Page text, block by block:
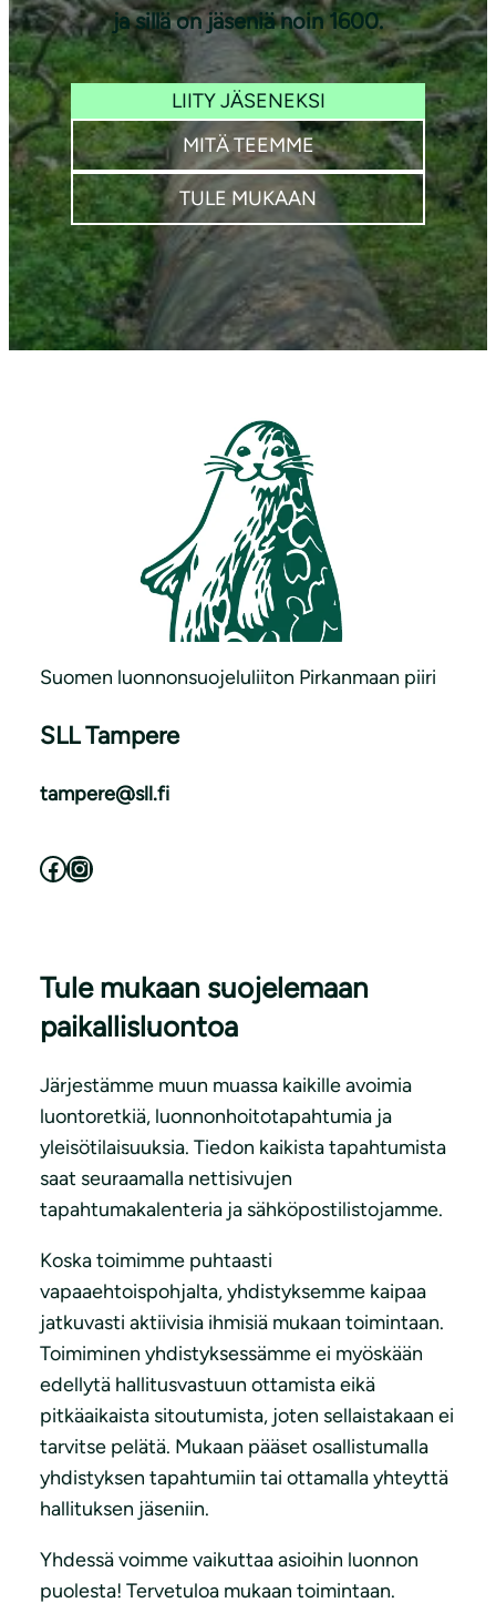
ja sillä on jäseniä noin 1600.
LIITY JÄSENEKSI
MITÄ TEEMME
TULE MUKAAN
Tule mukaan suojelemaan
paikallisluontoa
Järjestämme muun muassa kaikille avoimia
luontoretkiä, luonnonhoitotapahtumia ja
yleisötilaisuuksia. Tiedon kaikista tapahtumista
saat seuraamalla nettisivujen
tapahtumakalenteria ja sähköpostilistojamme.
Koska toimimme puhtaasti
vapaaehtoispohjalta, yhdistyksemme kaipaa
jatkuvasti aktiivisia ihmisiä mukaan toimintaan.
Toimiminen yhdistyksessämme ei myöskään
edellytä hallitusvastuun ottamista eikä
pitkäaikaista sitoutumista, joten sellaistakaan ei
tarvitse pelätä. Mukaan pääset osallistumalla
yhdistyksen tapahtumiin tai ottamalla yhteyttä
hallituksen jäseniin.
Yhdessä voimme vaikuttaa asioihin luonnon
puolesta! Tervetuloa mukaan toimintaan.
Suomen luonnonsuojeluliiton Pirkanmaan piiri
SLL Tampere
tampere@sll.fi
Facebook Instagram